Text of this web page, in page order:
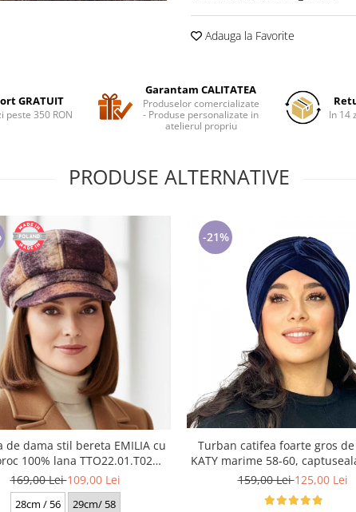
Adauga la Favorite
GRATUIT
peste 350 RON
Garantam CALITATEA
Produselor comercializate
- Produse personalizate in
atelierul propriu
In 14
PRODUSE ALTERNATIVE
de dama stil bereta EMILIA cu
lana TTO22.01.T02
Rabionek Polonia
169,00 Lei109,00 Lei
28cm / 56 29cm/ 58
-21%
Turban catifea foarte gros
KATY marime 58-60, captuseala polar,
culoare bleomarin
159,00 Lei125,00 Lei